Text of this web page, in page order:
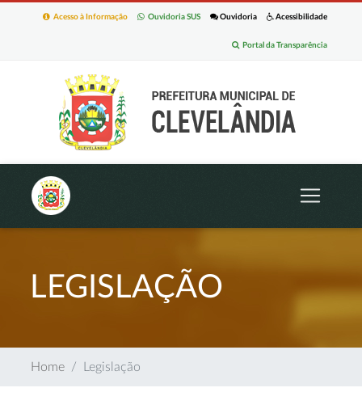
Acessibilidade
Ouvidoria
Ouvidoria SUS
Acesso à Informação
Portal da Transparência
LEGISLAÇÃO
Home Legislação